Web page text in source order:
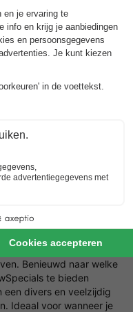
naar keuze
brengen. Een
badkamer en een tuin
Benieuwd naar welke
te bieden
een divers en veelzijdig
Ideaal voor wanneer je